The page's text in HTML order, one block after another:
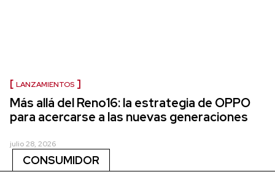
LANZAMIENTOS
Más allá del Reno16: la estrategia de OPPO
para acercarse a las nuevas generaciones
julio 28, 2026
CONSUMIDOR